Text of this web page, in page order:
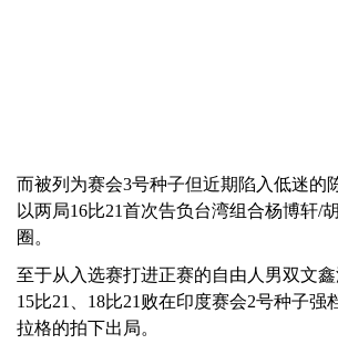
而被列为赛会3号种子但近期陷入低迷的
以两局16比21首次告负台湾组合杨博轩/
圈。
至于从入选赛打进正赛的自由人男双文
15比21、18比21败在印度赛会2号种子强
拉格的拍下出局。